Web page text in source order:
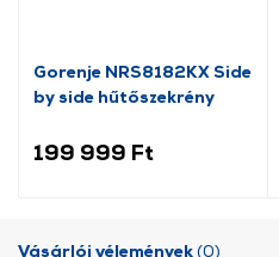
Gorenje NRS8182KX Side
by side hűtőszekrény
199 999 Ft
Vásárlói vélemények(0)